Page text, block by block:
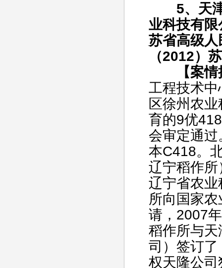
5、天津
业科技有
苏省高级
（2012）
【案情
工程技术
区徐州农
育的9优
会审定通
本C418。
辽宁稻作
辽宁省农
所向国家
请，2007
稻作所与
司）签订
权天隆公